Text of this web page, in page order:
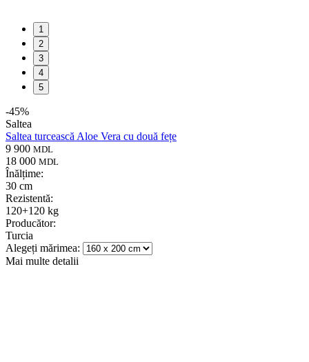
1
2
3
4
5
-45%
Saltea
Saltea turcească Aloe Vera cu două fețe
9 900 MDL
18 000 MDL
Înălțime:
30 cm
Rezistentă:
120+120 kg
Producător:
Turcia
Alegeți mărimea:
Mai multe detalii